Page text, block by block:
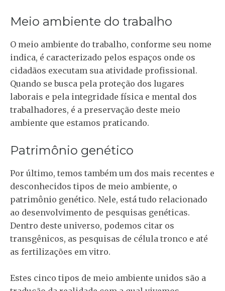
Meio ambiente do trabalho
O meio ambiente do trabalho, conforme seu nome
indica, é caracterizado pelos espaços onde os
cidadãos executam sua atividade profissional.
Quando se busca pela proteção dos lugares
laborais e pela integridade física e mental dos
trabalhadores, é a preservação deste meio
ambiente que estamos praticando.
Patrimônio genético
Por último, temos também um dos mais recentes e
desconhecidos tipos de meio ambiente, o
patrimônio genético. Nele, está tudo relacionado
ao desenvolvimento de pesquisas genéticas.
Dentro deste universo, podemos citar os
transgênicos, as pesquisas de célula tronco e até
as fertilizações em vitro.
Estes cinco tipos de meio ambiente unidos são a